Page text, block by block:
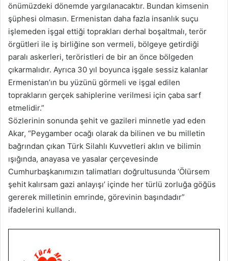
önümüzdeki dönemde yargılanacaktır. Bundan kimsenin
şüphesi olmasın. Ermenistan daha fazla insanlık suçu
işlemeden işgal ettiği toprakları derhal boşaltmalı, terör
örgütleri ile iş birliğine son vermeli, bölgeye getirdiği
paralı askerleri, teröristleri de bir an önce bölgeden
çıkarmalıdır. Ayrıca 30 yıl boyunca işgale sessiz kalanlar
Ermenistan’ın bu yüzünü görmeli ve işgal edilen
toprakların gerçek sahiplerine verilmesi için çaba sarf
etmelidir.”
Sözlerinin sonunda şehit ve gazileri minnetle yad eden
Akar, “Peygamber ocağı olarak da bilinen ve bu milletin
bağrından çıkan Türk Silahlı Kuvvetleri aklın ve bilimin
ışığında, anayasa ve yasalar çerçevesinde
Cumhurbaşkanımızın talimatları doğrultusunda ‘Ölürsem
şehit kalırsam gazi anlayışı’ içinde her türlü zorluğa göğüs
gererek milletinin emrinde, görevinin başındadır”
ifadelerini kullandı.